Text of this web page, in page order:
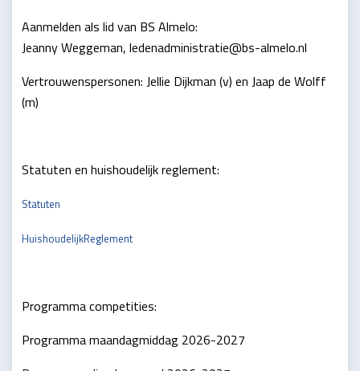
Aanmelden als lid van BS Almelo:
Jeanny Weggeman, ledenadministratie@bs-almelo.nl
Vertrouwenspersonen: Jellie Dijkman (v) en Jaap de Wolff
(m)
Statuten en huishoudelijk reglement:
Statuten
HuishoudelijkReglement
Programma competities:
Programma maandagmiddag 2026-2027